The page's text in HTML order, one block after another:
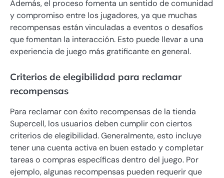
Además, el proceso fomenta un sentido de comunidad
y compromiso entre los jugadores, ya que muchas
recompensas están vinculadas a eventos o desafíos
que fomentan la interacción. Esto puede llevar a una
experiencia de juego más gratificante en general.
Criterios de elegibilidad para reclamar
recompensas
Para reclamar con éxito recompensas de la tienda
Supercell, los usuarios deben cumplir con ciertos
criterios de elegibilidad. Generalmente, esto incluye
tener una cuenta activa en buen estado y completar
tareas o compras específicas dentro del juego. Por
ejemplo, algunas recompensas pueden requerir que